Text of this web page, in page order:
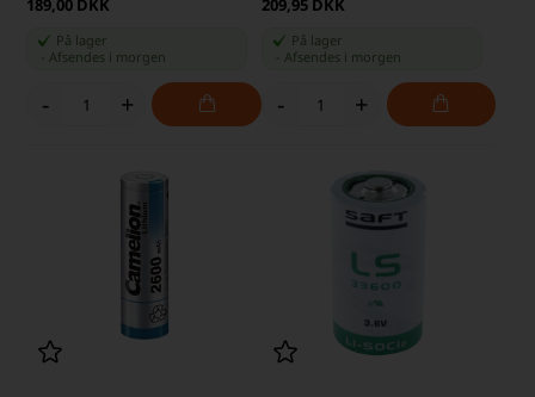
189,00 DKK
På lager
-Afsendes i morgen
- +
209,95 DKK
På lager
Afsendes i morgen
- +